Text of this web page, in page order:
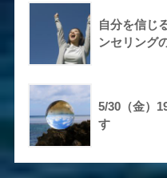
自分を信じ
ンセリング
5/30（金）
す